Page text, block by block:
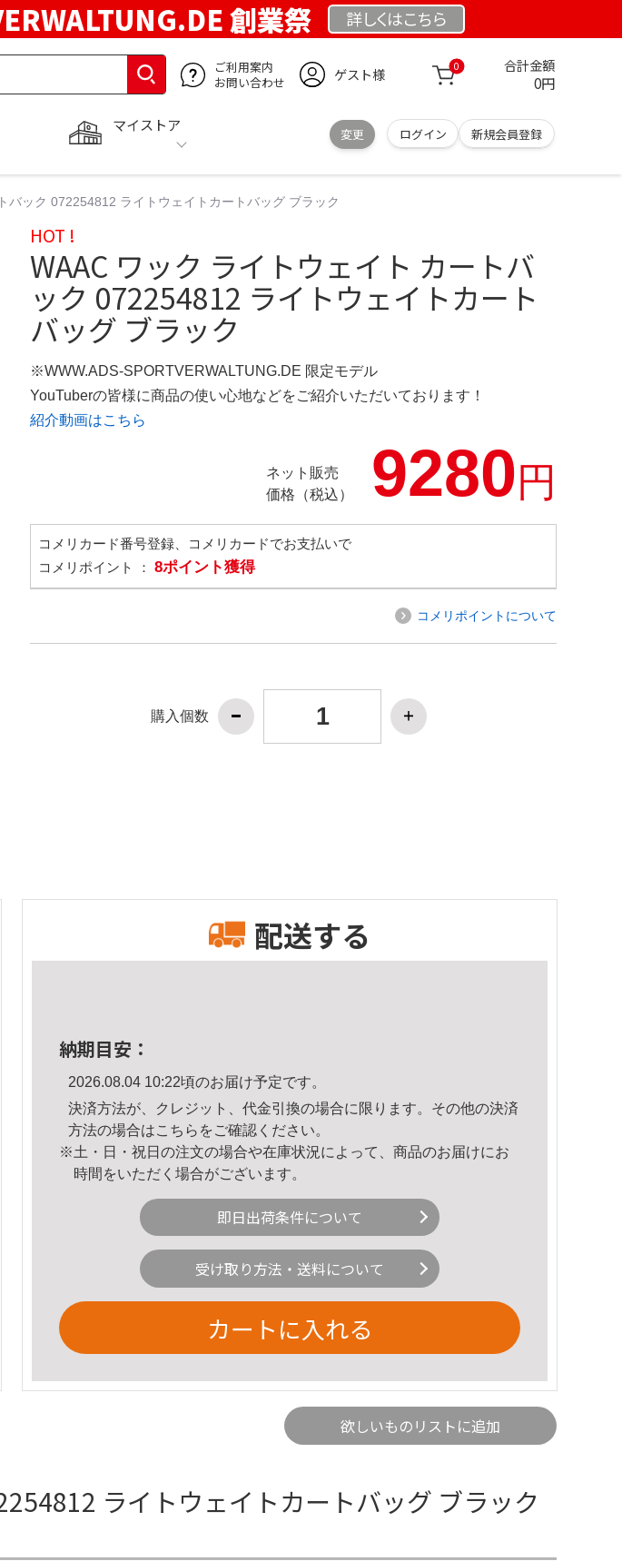
創業祭 詳しくはこちら
ご利用案内
お問い合わせ
ゲスト様 0 合計金額
0円
マイストア
変更 ログイン 新規会員登録
バック 072254812 ライトウェイトカートバッグ ブラック
HOT !
WAAC ワック ライトウェイト カートバ
ック 072254812 ライトウェイトカート
バッグ ブラック
※WWW.ADS-SPORTVERWALTUNG.DE 限定モデル
YouTuberの皆様に商品の使い心地などをご紹介いただいております！
紹介動画はこちら
ネット販売
価格（税込）
9280円
コメリカード番号登録、コメリカードでお支払いで
コメリポイント ： 8ポイント獲得
コメリポイントについて
購入個数
配送する
納期目安：
2026.08.04 10:22頃のお届け予定です。
決済方法が、クレジット、代金引換の場合に限ります。その他の決済
方法の場合はこちら をご確認ください。
※土・日・祝日の注文の場合や在庫状況によって、商品のお届けにお
時間をいただく場合がございます。
即日出荷条件について
受け取り方法・送料について
カートに入れる
欲しいものリストに追加
ライトウェイトカートバッグ ブラック